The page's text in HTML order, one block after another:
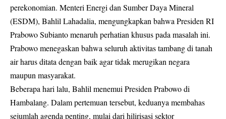
perekonomian. Menteri Energi dan Sumber Daya Mineral
(ESDM), Bahlil Lahadalia, mengungkapkan bahwa Presiden RI
Prabowo Subianto menaruh perhatian khusus pada masalah ini.
Prabowo menegaskan bahwa seluruh aktivitas tambang di tanah
air harus ditata dengan baik agar tidak merugikan negara
maupun masyarakat.
Beberapa hari lalu, Bahlil menemui Presiden Prabowo di
Hambalang. Dalam pertemuan tersebut, keduanya membahas
sejumlah agenda penting, mulai dari hilirisasi sektor